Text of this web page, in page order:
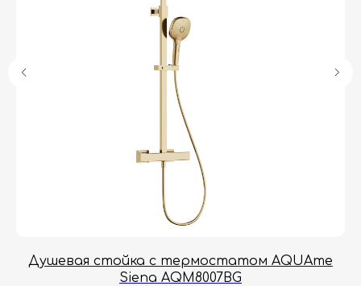
Душевая стойка с термостатом AQUAme
Siena AQM8007BG
Москва, Новопесчаная улица, 19к1
Принимаем звонки и обрабатываем
заказы с понедельника по пятницу
Политика конфиденциальности